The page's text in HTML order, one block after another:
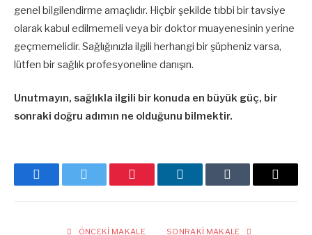
genel bilgilendirme amaçlıdır. Hiçbir şekilde tıbbi bir tavsiye
olarak kabul edilmemeli veya bir doktor muayenesinin yerine
geçmemelidir. Sağlığınızla ilgili herhangi bir şüpheniz varsa,
lütfen bir sağlık profesyoneline danışın.
Unutmayın, sağlıkla ilgili bir konuda en büyük güç, bir
sonraki doğru adımın ne olduğunu bilmektir.
FacebookTwitter Pinterest LinkedInTumblr
E-
ÖNCEKI MAKALE SONRAKI MAKALE